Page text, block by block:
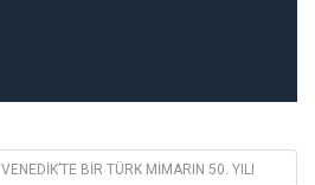
VENEDİK’TE BİR TÜRK MİMARIN 50. YILI